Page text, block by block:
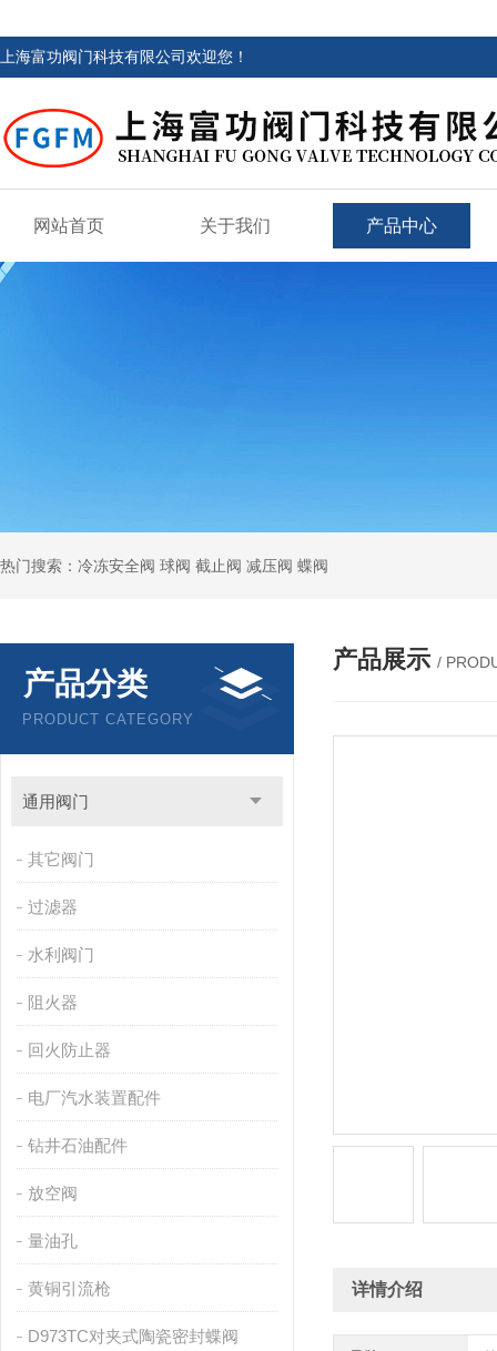
上海富功阀门科技有限公司欢迎您！
网站首页 关于我们 产品中心
热门搜索：冷冻安全阀 球阀 截止阀 减压阀 蝶阀
产品分类
PRODUCT CATEGORY
通用阀门
其它阀门
过滤器
水利阀门
阻火器
回火防止器
电厂汽水装置配件
钻井石油配件
放空阀
量油孔
黄铜引流枪
D973TC对夹式陶瓷密封蝶阀
产品展示 /
详情介绍